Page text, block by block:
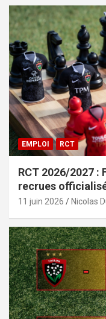
EMPLOI RCT
RCT 2026/2027 :
recrues
11 juin 2026 Nicolas